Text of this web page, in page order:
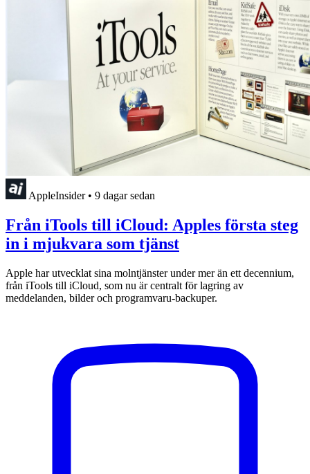
AppleInsider • 9 dagar sedan
Från iTools till iCloud: Apples första steg
in i mjukvara som tjänst
Apple har utvecklat sina molntjänster under mer än ett decennium,
från iTools till iCloud, som nu är centralt för lagring av
meddelanden, bilder och programvaru-backuper.